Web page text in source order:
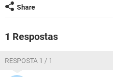
OUTLOOK
GUIA DE COMPRAS
Share
1 Respostas
RESPOSTA 1 / 1